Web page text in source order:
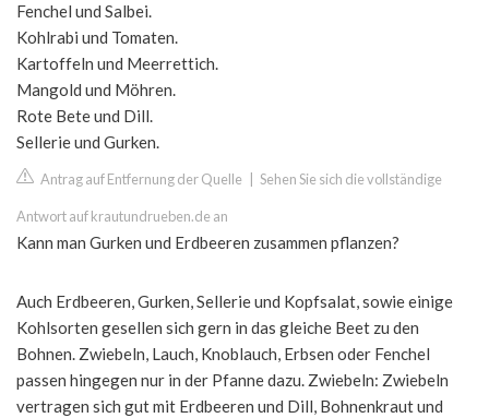
Fenchel und Salbei.
Kohlrabi und Tomaten.
Kartoffeln und Meerrettich.
Mangold und Möhren.
Rote Bete und Dill.
Sellerie und Gurken.
Antrag auf Entfernung der Quelle Sehen Sie sich die vollständige
Antwort auf krautundrueben.de an
Kann man Gurken und Erdbeeren zusammen pflanzen?
Auch Erdbeeren, Gurken, Sellerie und Kopfsalat, sowie einige
Kohlsorten gesellen sich gern in das gleiche Beet zu den
Bohnen. Zwiebeln, Lauch, Knoblauch, Erbsen oder Fenchel
passen hingegen nur in der Pfanne dazu. Zwiebeln: Zwiebeln
vertragen sich gut mit Erdbeeren und Dill, Bohnenkraut und